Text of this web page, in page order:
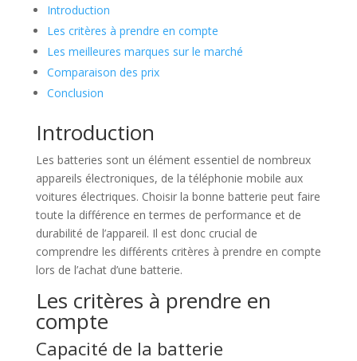
Introduction
Les critères à prendre en compte
Les meilleures marques sur le marché
Comparaison des prix
Conclusion
Introduction
Les batteries sont un élément essentiel de nombreux
appareils électroniques, de la téléphonie mobile aux
voitures électriques. Choisir la bonne batterie peut faire
toute la différence en termes de performance et de
durabilité de l’appareil. Il est donc crucial de
comprendre les différents critères à prendre en compte
lors de l’achat d’une batterie.
Les critères à prendre en
compte
Capacité de la batterie